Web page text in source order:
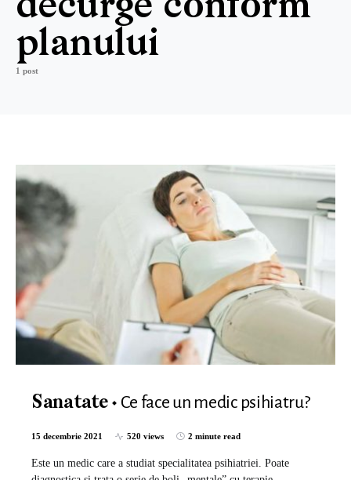
decurge conform
planului
1 post
Sanatate Ce face un medic psihiatru?
15 decembrie 2021 520 views 2 minute read
Este un medic care a studiat specialitatea psihiatriei. Poate